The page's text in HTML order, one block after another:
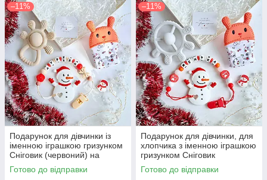
–11%
Подарунок для дівчинки із
іменною іграшкою гризунком
Сніговик (червоний) на
Новорічні свята
Готово до відправки
–11%
Подарунок для дівчинки, для
хлопчика з іменною іграшкою
гризунком Сніговик
(червоний) на Новорічні
свята
Готово до відправки